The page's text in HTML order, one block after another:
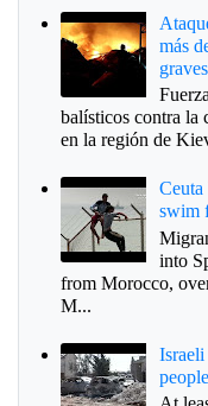
más
balísticos contra la
en la región de
swim
into
from Morocco,
M...